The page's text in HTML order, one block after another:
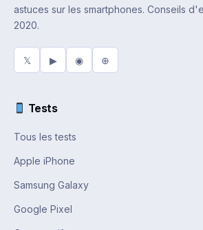
astuces sur les smartphones. Conseils
2020.
𝕏 ▶ ◉ ⊕
Tests
Tous les tests
Apple iPhone
Samsung Galaxy
Google Pixel